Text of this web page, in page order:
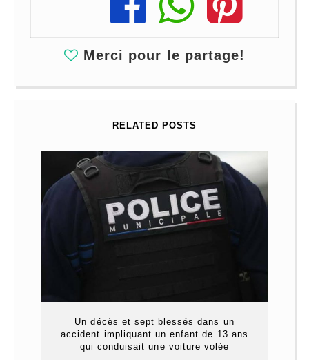
Merci pour le partage!
RELATED POSTS
Un décès et sept blessés dans un
accident impliquant un enfant de 13 ans
qui conduisait une voiture volée